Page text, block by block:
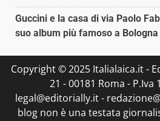
Guccini e la casa di via Paolo
suo album più famoso a Bologna
Copyright © 2025 Italialaica.it -
21 - 00181 Roma - P.Iva
legal@editorially.it -
blog non è una testata